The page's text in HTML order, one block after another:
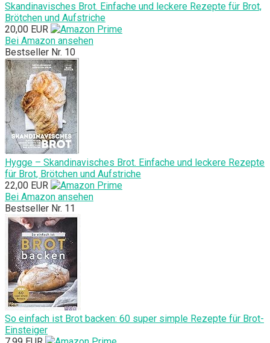
Skandinavisches Brot. Einfache und leckere Rezepte für Brot,
Brötchen und Aufstriche
20,00 EUR
Bei Amazon ansehen
Bestseller Nr. 10
Hygge – Skandinavisches Brot. Einfache und leckere Rezepte
für Brot, Brötchen und Aufstriche
22,00 EUR
Bei Amazon ansehen
Bestseller Nr. 11
So einfach ist Brot backen: 60 super simple Rezepte für Brot-
Einsteiger